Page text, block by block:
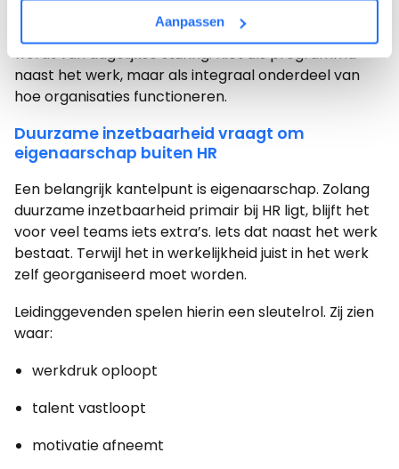
Aanpassen
Wat dit voorbeeld laat zien, is dat duurzame
inzetbaarheid pas echt werkt als het onderdeel
wordt van dagelijkse sturing. Niet als programma
naast het werk, maar als integraal onderdeel van
hoe organisaties functioneren.
Duurzame inzetbaarheid vraagt om
eigenaarschap buiten HR
Een belangrijk kantelpunt is eigenaarschap. Zolang
duurzame inzetbaarheid primair bij HR ligt, blijft het
voor veel teams iets extra’s. Iets dat naast het werk
bestaat. Terwijl het in werkelijkheid juist in het werk
zelf georganiseerd moet worden.
Leidinggevenden spelen hierin een sleutelrol. Zij zien
waar:
werkdruk oploopt
talent vastloopt
motivatie afneemt